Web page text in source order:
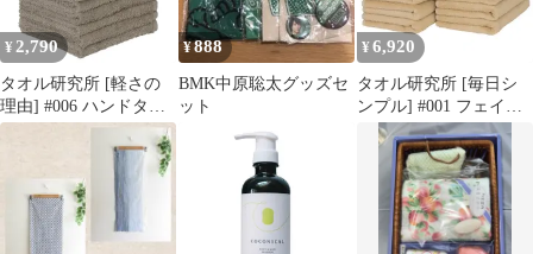
¥ 2,790
タオル研究所 [軽さの
理由] #006 ハンドタオ
ル ウォームグレー ほう
じ茶色 10枚セット 速乾
薄手 絞りやすい 高速吸
水 耐久性 綿100%
305GSM
JapanTechnology
¥888
BMK中原聡太グッズセ
ット
¥ 6,920
タオル研究所 [毎日シ
ンプル] #001 フェイス
タオル ミルキーベージ
ュ 10枚セット スタンダ
ードタイプ 中厚手 毛羽
落ち少ない 高速吸水 耐
久性 綿100% 420GSM
JapanTechnologymt